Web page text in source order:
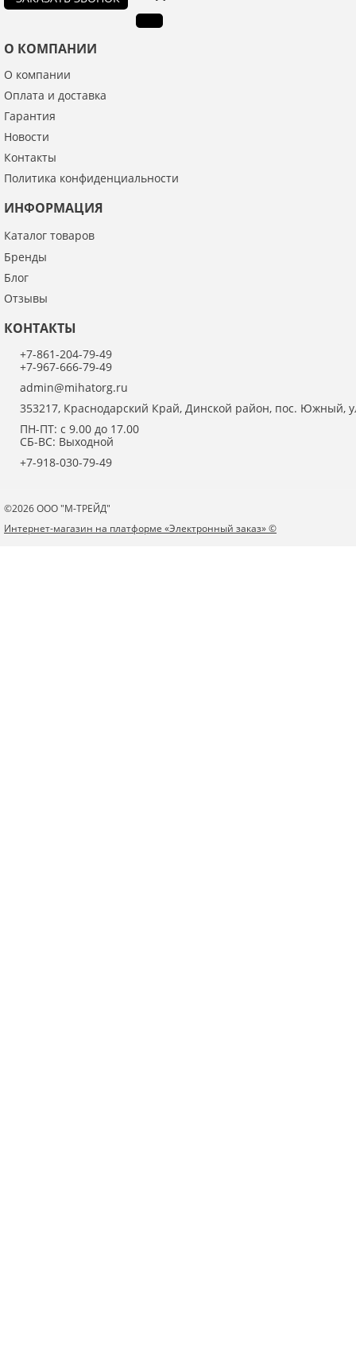
ОПУБЛИКОВАТЬ
персональных данных в соответствии с
О КОМПАНИИ
О компании
Оплата и доставка
Гарантия
Новости
Контакты
Политика конфиденциальности
ИНФОРМАЦИЯ
Каталог товаров
Бренды
Блог
Отзывы
КОНТАКТЫ
+7-861-204-79-49
+7-967-666-79-49
admin@mihatorg.ru
353217, Краснодарский Край, Динской район, пос. Южный,
ПН-ПТ: с 9.00 до 17.00
СБ-ВС: Выходной
+7-918-030-79-49
©2026 ООО "М-ТРЕЙД"
Интернет-магазин на платформе «Электронный заказ» ©